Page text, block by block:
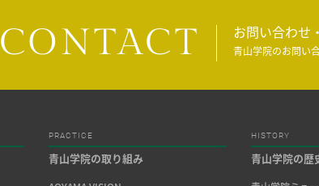
CONTACT お問い合わせ
青山学院のお問い
PRACTICE
青山学院の取り組み
HISTORY
青山学院の歴